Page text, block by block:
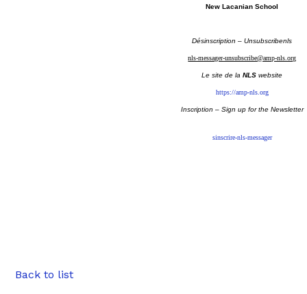
New Lacanian School
Désinscription – Unsubscribenls
nls-messager-unsubscribe@amp-nls.org
Le site de laNLS website
https://amp-nls.org
Inscription – Sign up for the Newsletter
sinscrire-nls-messager
Back to list